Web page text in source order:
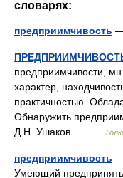
словарях:
предприимчивость
предприимчивости,
характер,
практичностью.
Обнаружить
Д.Н. Ушаков.… …
предприимчивость
Умеющий